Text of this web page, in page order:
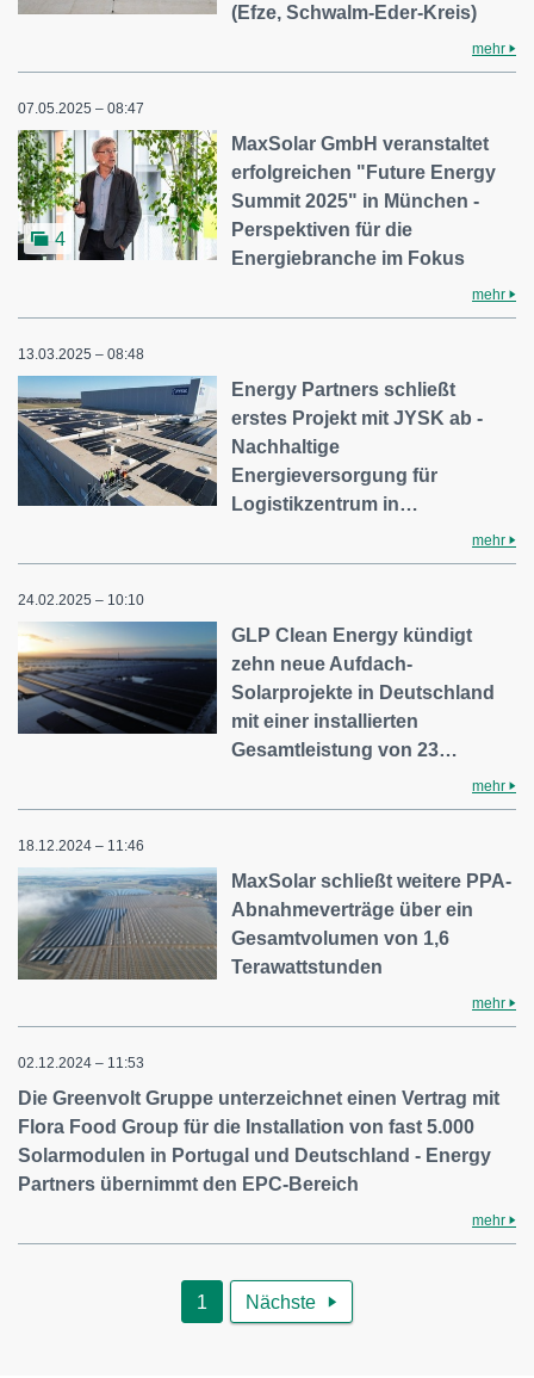
(Efze, Schwalm-Eder-Kreis)
mehr
07.05.2025 – 08:47
4
MaxSolar GmbH veranstaltet
erfolgreichen "Future Energy
Summit 2025" in München -
Perspektiven für die
Energiebranche im Fokus
mehr
13.03.2025 – 08:48
Energy Partners schließt
erstes Projekt mit JYSK ab -
Nachhaltige
Energieversorgung für
Logistikzentrum in…
mehr
24.02.2025 – 10:10
GLP Clean Energy kündigt
zehn neue Aufdach-
Solarprojekte in Deutschland
mit einer installierten
Gesamtleistung von 23…
mehr
18.12.2024 – 11:46
MaxSolar schließt weitere PPA-
Abnahmeverträge über ein
Gesamtvolumen von 1,6
Terawattstunden
mehr
02.12.2024 – 11:53
Die Greenvolt Gruppe unterzeichnet einen Vertrag mit
Flora Food Group für die Installation von fast 5.000
Solarmodulen in Portugal und Deutschland - Energy
Partners übernimmt den EPC-Bereich
mehr
1 Nächste 